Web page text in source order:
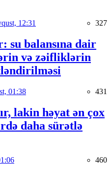
12:31 327
su balansına dair
və zəifliklərin
01:38 431
lakin həyat ən çox
daha sürətlə
460